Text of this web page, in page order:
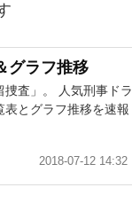
グラフ推移
査」。 人気刑事ドラ
とグラフ推移を速報
2018-07-12 14:32